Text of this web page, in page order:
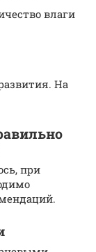
влаги
На
при